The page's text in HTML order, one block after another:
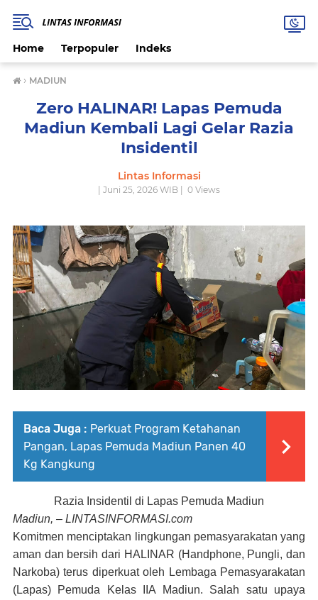
Home Terpopuler Indeks
› MADIUN
Zero HALINAR! Lapas Pemuda
Madiun Kembali Lagi Gelar Razia
Insidentil
Lintas Informasi
| Juni 25, 2026 WIB | 0 Views
Baca Juga : Perkuat Program Ketahanan
Pangan, Lapas Pemuda Madiun Panen 40
Kg Kangkung
Razia Insidentil di Lapas Pemuda Madiun
Madiun, – LINTASINFORMASI.com
Komitmen menciptakan lingkungan pemasyarakatan yang
aman dan bersih dari HALINAR (Handphone, Pungli, dan
Narkoba) terus diperkuat oleh Lembaga Pemasyarakatan
(Lapas) Pemuda Kelas IIA Madiun. Salah satu upaya